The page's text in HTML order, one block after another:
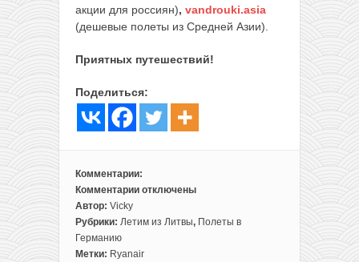
акции для россиян), vandrouki.asia
(дешевые полеты из Средней Азии).
Приятных путешествий!
Поделиться:
Комментарии:
Комментарии
к
записи
Летим
из
отключены
Автор: Vicky
Рубрики: Летим из Литвы, Полеты в
Германию
Метки: Ryanair